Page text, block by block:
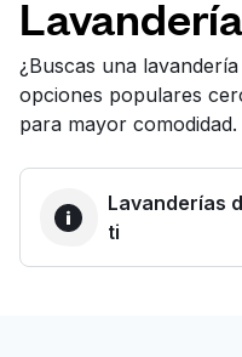
United States
¿Buscas una
opciones populares
para mayor comodidad.
Lavanderías
ti